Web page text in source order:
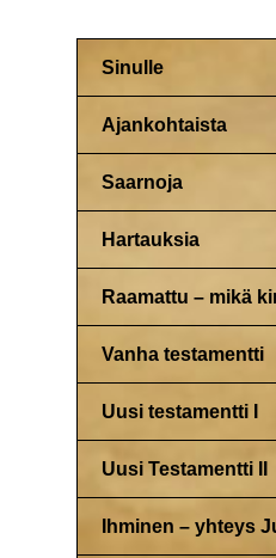
Sinulle
Ajankohtaista
Saarnoja
Hartauksia
Raamattu – mikä
Vanha testamentti
Uusi testamentti I
Uusi Testamentti II
Ihminen – yhteys